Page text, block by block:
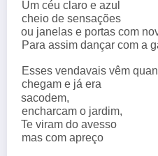
Um céu claro e azul
cheio de sensações
ou janelas e portas com
Para assim dançar com a
Esses vendavais vêm
chegam e já era
sacodem,
encharcam o jardim,
Te viram do avesso
mas com apreço